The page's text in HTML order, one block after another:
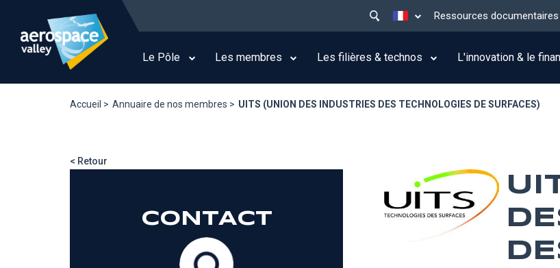
contenu
principal
Lister les actions
menu
top
Ressources documentaires
navigation
Le Pôle Les membres Les filières & technos L'innovation & le
Accueil > Annuaire de nos membres > UITS (UNION DES INDUSTRIES DES TECHNOLOGIES DE SURFACES)
< Retour
CONTACT